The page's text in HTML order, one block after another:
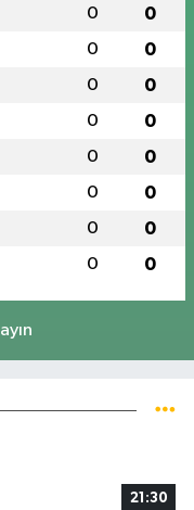
0 0
0 0
0 0
0 0
0 0
0 0
0 0
0 0
21:30